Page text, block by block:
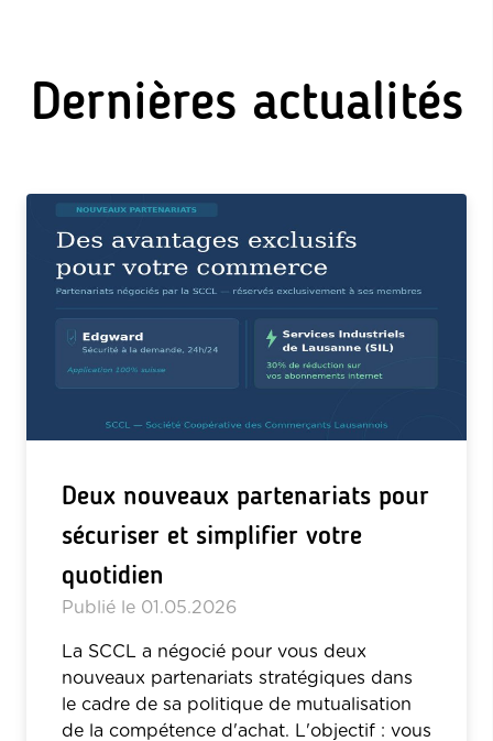
Dernières actualités
Deux nouveaux partenariats pour
sécuriser et simplifier votre
quotidien
Publié le 01.05.2026
La SCCL a négocié pour vous deux
nouveaux partenariats stratégiques dans
le cadre de sa politique de mutualisation
de la compétence d'achat. L'objectif : vous